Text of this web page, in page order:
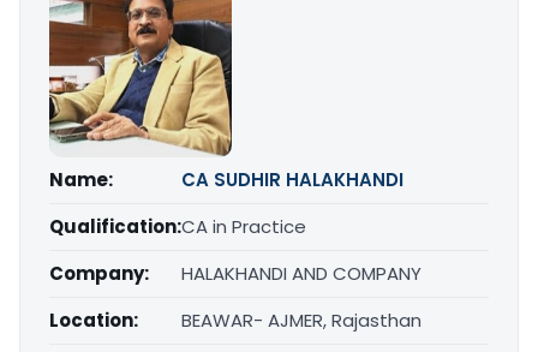
Name:
CA SUDHIR HALAKHANDI
Qualification:CA in Practice
Company:
HALAKHANDI AND COMPANY
Location:
BEAWAR- AJMER, Rajasthan